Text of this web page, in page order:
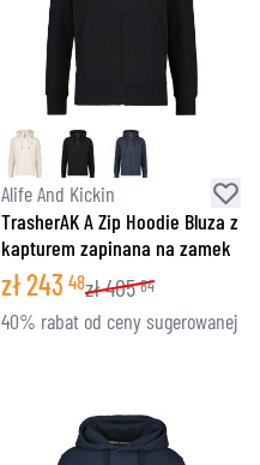
Alife And Kickin
TrasherAK A Zip Hoodie Bluza z
kapturem zapinana na zamek
zł243 48zł405 84
40% rabat od ceny sugerowanej